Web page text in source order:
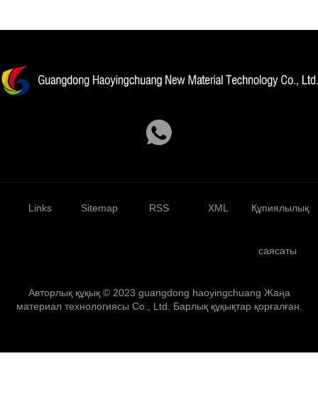
Links Sitemap RSS XML Құпиялылық
саясаты
Авторлық құқық © 2023 guangdong haoyingchuang Жаңа
материал технологиясы Co., Ltd. Барлық құқықтар қорғалған.